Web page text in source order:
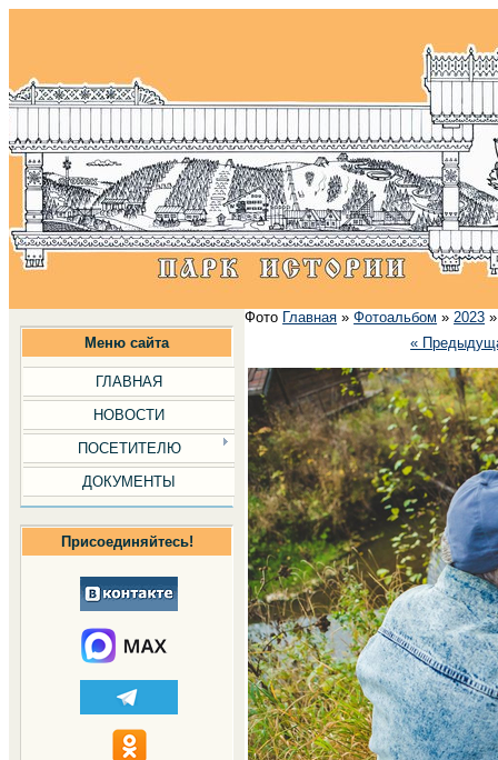
Меню сайта
ГЛАВНАЯ
НОВОСТИ
ПОСЕТИТЕЛЮ
ДОКУМЕНТЫ
Присоединяйтесь!
Фото Главная »Фотоальбом »2023
«